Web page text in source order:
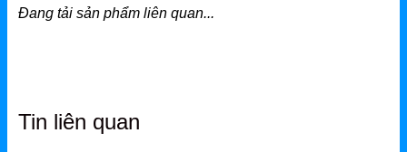
Đang tải sản phẩm liên quan...
Tin liên quan